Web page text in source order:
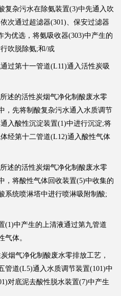
复杂污水在除氨装置(3)中先通入吹
次通过超滤器(301)、保安过滤器
为优选，将氨吸收器(303)中产生的
吹脱除氨;和/或
第十一管道(L11)通入活性炭吸
的活性炭烟气净化制酸废水零
，先将制酸复杂污水通入水质调节
入酸性沉淀装置(1)中进行沉淀;将
经第十二管道(L12)通入酸性气体
的活性炭烟气净化制酸废水零
，将酸性气体回收装置(5)中收集的
系统喷淋塔中进行喷淋吸附制酸;
中产生的上清液通过第九管道
气体。
气净化制酸废水零排放工艺，
管道(L5)通入水质调节装置(101)中
对底泥去酸性脱水装置(7)中产生